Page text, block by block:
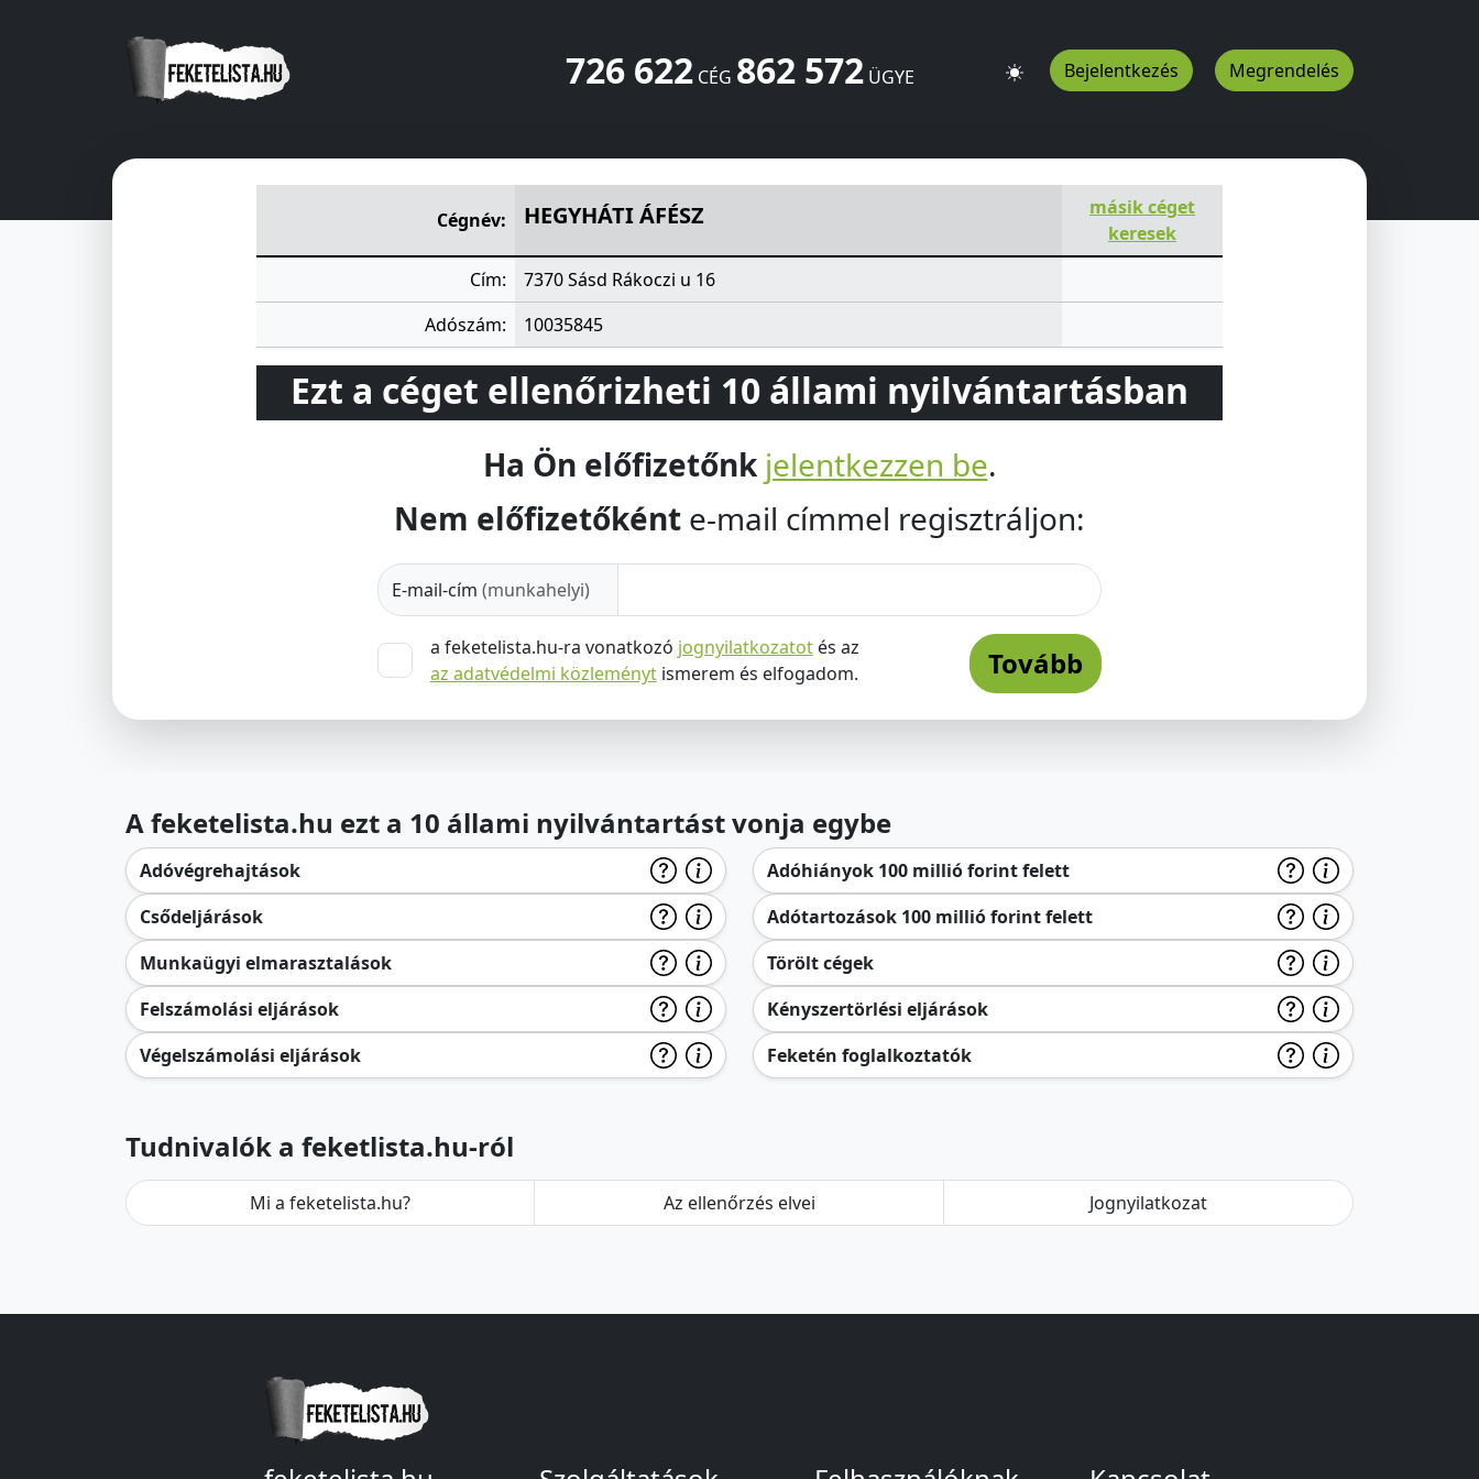
726 622CÉG 862 572ÜGYE Bejelentkezés Megrendelés
Cégnév:
HEGYHÁTI ÁFÉSZ
másik céget
keresek
Cím:
7370 Sásd Rákoczi u 16
Adószám:
10035845
Ezt a céget ellenőrizheti 10 állami nyilvántartásban
Ha Ön előfizetőnk jelentkezzen be.
Nem előfizetőként e-mail címmel regisztráljon:
E-mail-cím (munkahelyi)
a feketelista.hu-ra vonatkozó jognyilatkozatotés az
az adatvédelmi közleménytismerem és elfogadom. Tovább
A feketelista.hu ezt a 10 állami nyilvántartást vonja egybe
Adóvégrehajtások
Csődeljárások
Munkaügyi elmarasztalások
Felszámolási eljárások
Végelszámolási eljárások
Adóhiányok 100 millió forint felett
Adótartozások 100 millió forint felett
Törölt cégek
Kényszertörlési eljárások
Feketén foglalkoztatók
Tudnivalók a feketlista.hu-ról
Mi a feketelista.hu? Az ellenőrzés elvei Jognyilatkozat